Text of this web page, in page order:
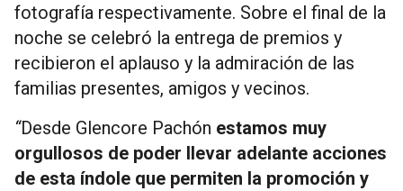
fotografía respectivamente. Sobre el final de la
noche se celebró la entrega de premios y
recibieron el aplauso y la admiración de las
familias presentes, amigos y vecinos.
“Desde Glencore Pachón estamos muy
orgullosos de poder llevar adelante acciones
de esta índole que permiten la promoción y